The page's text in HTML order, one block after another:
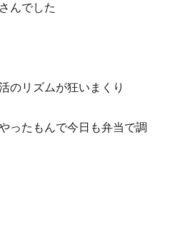
んでした
のリズムが狂いまくり
ったもんで今日も弁当で調